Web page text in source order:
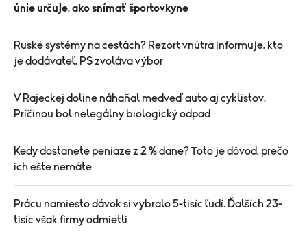
únie určuje, ako snímať športovkyne
Ruské systémy na cestách? Rezort vnútra informuje, kto
je dodávateľ, PS zvoláva výbor
V Rajeckej doline náhaňal medveď auto aj cyklistov.
Príčinou bol nelegálny biologický odpad
Kedy dostanete peniaze z 2 % dane? Toto je dôvod, prečo
ich ešte nemáte
Prácu namiesto dávok si vybralo 5-tisíc ľudí. Ďalších 23-
tisíc však firmy odmietli